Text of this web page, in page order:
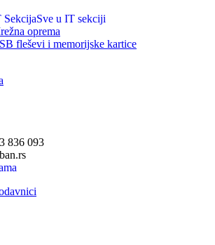
SekcijaSve u IT sekciji
oprema
fleševi i memorijske kartice
836 093